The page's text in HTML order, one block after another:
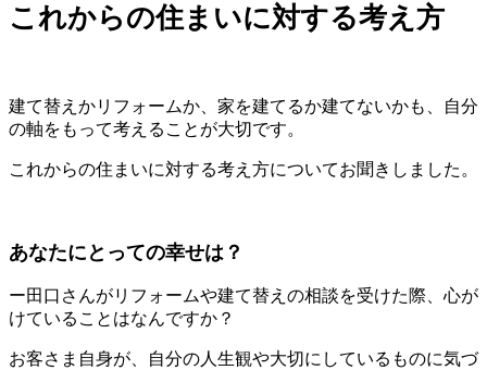
これからの住まいに対する考え方
建て替えかリフォームか、家を建てるか建てないかも、自分
の軸をもって考えることが大切です。
これからの住まいに対する考え方についてお聞きしました。
あなたにとっての幸せは？
ー田口さんがリフォームや建て替えの相談を受けた際、心が
けていることはなんですか？
お客さま自身が、自分の人生観や大切にしているものに気づ